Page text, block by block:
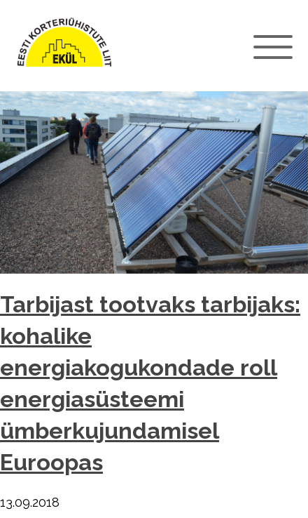
Tarbijast tootvaks tarbijaks:
kohalike
energiakogukondade roll
energiasüsteemi
ümberkujundamisel
Euroopas
13.09.2018